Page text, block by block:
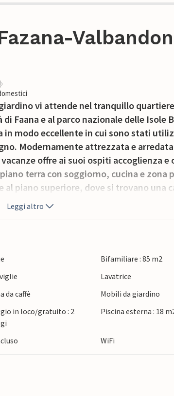
vi attende nel tranquillo
Faana e al parco nazionale delle Isole
in modo eccellente in cui sono stati
Modernamente attrezzata e
offre ai suoi ospiti accoglienza
terra con soggiorno, cucina e zona
al piano superiore, dove si trovano una
letto con il proprio bagno si trova nel
è ideale per socializzare,
estive.
Leggi altro
Bifamiliare : 85 m2
Lavatrice
da caffè
Mobili da giardino
in loco/gratuito : 2
Piscina esterna : 18
WiFi